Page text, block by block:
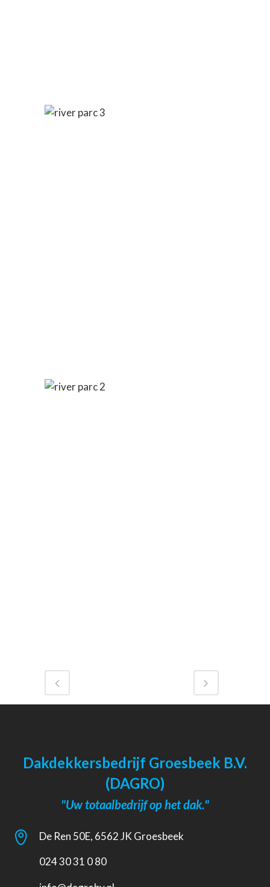
Dakdekkersbedrijf Groesbeek B.V.
(DAGRO)
"Uw totaalbedrijf op het dak."
De Ren 50E, 6562 JK Groesbeek
024 30 31 0 80